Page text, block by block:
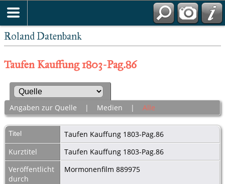
Roland Datenbank
Taufen Kauffung 1803-Pag.86
Angaben zur Quelle | Medien | Alle
Titel
Taufen Kauffung 1803-Pag.86
Kurztitel
Taufen Kauffung 1803-Pag.86
Veröffentlicht
durch
Mormonenfilm 889975